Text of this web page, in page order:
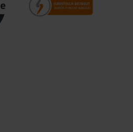
in Bechhofen, im Herzen
Versand und Verfügbarkeit